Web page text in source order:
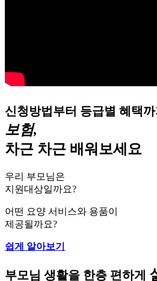
신청방법부터 등급별 혜택까
보험,
차근 차근 배워보세요
우리 부모님은
지원대상일까요?
어떤 요양 서비스와 용품이
제공될까요?
쉽게 알아보기
부모님 생활을 한층 편하게